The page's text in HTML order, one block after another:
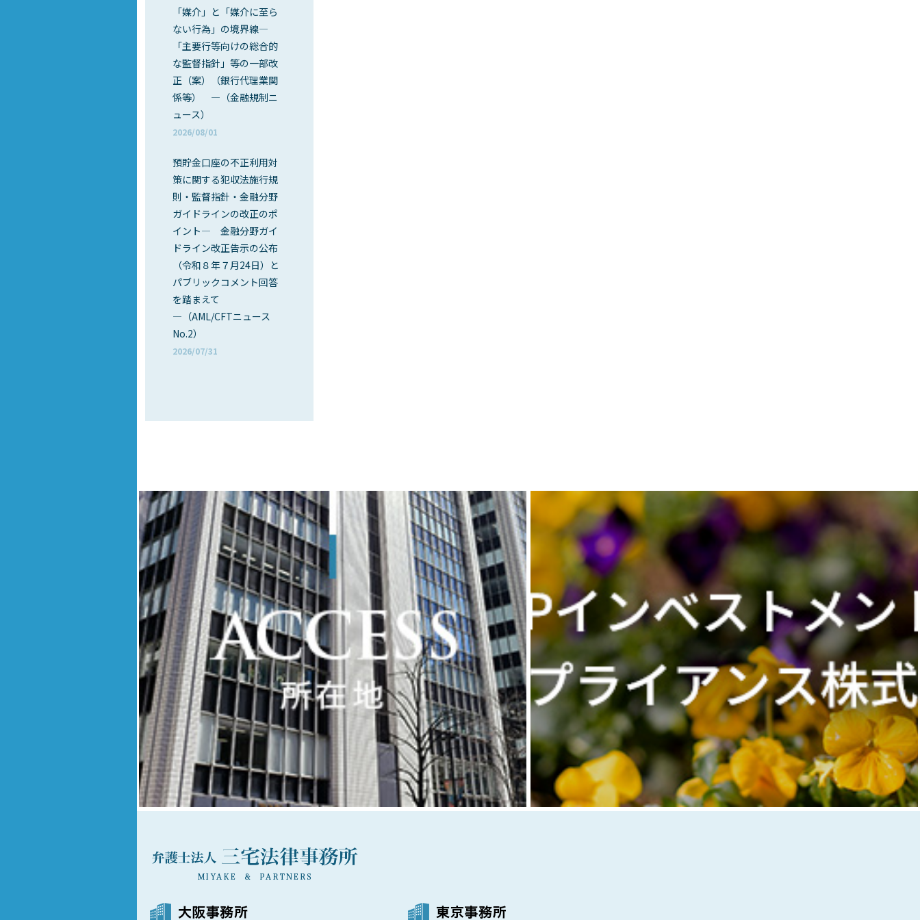
「媒介」と「媒介に至ら
ない行為」の境界線―
「主要行等向けの総合的
な監督指針」等の一部改
正（案）（銀行代理業関
係等） ―（金融規制ニ
ュース）
2026/08/01
預貯金口座の不正利用対
策に関する犯収法施行規
則・監督指針・金融分野
ガイドラインの改正のポ
イント― 金融分野ガイ
ドライン改正告示の公布
（令和８年７月24日）と
パブリックコメント回答
を踏まえて
―（AML/CFTニュース
No.2）
2026/07/31